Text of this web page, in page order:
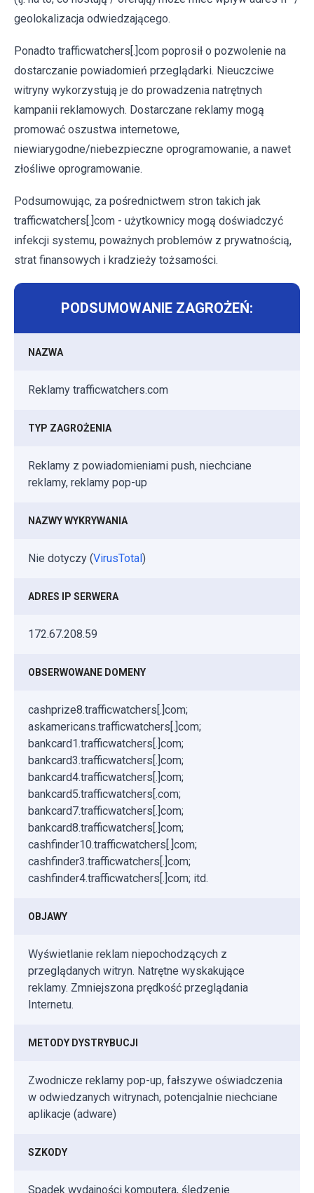
geolokalizacja odwiedzającego.
Ponadto trafficwatchers[.]com poprosił o pozwolenie na
dostarczanie powiadomień przeglądarki. Nieuczciwe
witryny wykorzystują je do prowadzenia natrętnych
kampanii reklamowych. Dostarczane reklamy mogą
promować oszustwa internetowe,
niewiarygodne/niebezpieczne oprogramowanie, a nawet
złośliwe oprogramowanie.
Podsumowując, za pośrednictwem stron takich jak
trafficwatchers[.]com - użytkownicy mogą doświadczyć
infekcji systemu, poważnych problemów z prywatnością,
strat finansowych i kradzieży tożsamości.
PODSUMOWANIE ZAGROŻEŃ:
NAZWA
Reklamy trafficwatchers.com
TYP ZAGROŻENIA
Reklamy z powiadomieniami push, niechciane
reklamy, reklamy pop-up
NAZWY WYKRYWANIA
Nie dotyczy (VirusTotal)
ADRES IP SERWERA
172.67.208.59
OBSERWOWANE DOMENY
cashprize8.trafficwatchers[.]com;
askamericans.trafficwatchers[.]com;
bankcard1.trafficwatchers[.]com;
bankcard3.trafficwatchers[.]com;
bankcard4.trafficwatchers[.]com;
bankcard5.trafficwatchers[.com;
bankcard7.trafficwatchers[.]com;
bankcard8.trafficwatchers[.]com;
cashfinder10.trafficwatchers[.]com;
cashfinder3.trafficwatchers[.]com;
cashfinder4.trafficwatchers[.]com; itd.
OBJAWY
Wyświetlanie reklam niepochodzących z
przeglądanych witryn. Natrętne wyskakujące
reklamy. Zmniejszona prędkość przeglądania
Internetu.
METODY DYSTRYBUCJI
Zwodnicze reklamy pop-up, fałszywe oświadczenia
w odwiedzanych witrynach, potencjalnie niechciane
aplikacje (adware)
SZKODY
Spadek wydajności komputera, śledzenie